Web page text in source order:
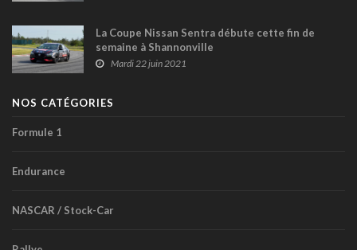
La Coupe Nissan Sentra débute cette fin de
semaine à Shannonville
Mardi 22 juin 2021
NOS CATÉGORIES
Formule 1
Endurance
NASCAR / Stock-Car